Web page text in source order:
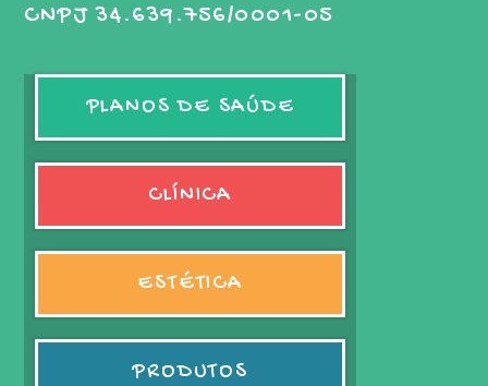
CNPJ 34.639.756/0001-05
PLANOS DE SAÚDE
CLÍNICA
ESTÉTICA
PRODUTOS